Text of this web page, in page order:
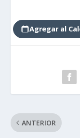
Agregar al
ANTERIOR